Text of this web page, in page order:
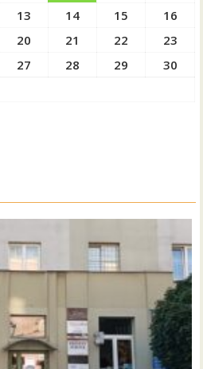
13 14 15
16
20 21 22
23
27 28 29
30